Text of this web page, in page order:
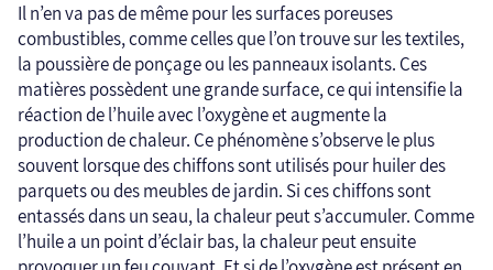
Il n’en va pas de même pour les surfaces poreuses
combustibles, comme celles que l’on trouve sur les textiles,
la poussière de ponçage ou les panneaux isolants. Ces
matières possèdent une grande surface, ce qui intensifie la
réaction de l’huile avec l’oxygène et augmente la
production de chaleur. Ce phénomène s’observe le plus
souvent lorsque des chiffons sont utilisés pour huiler des
parquets ou des meubles de jardin. Si ces chiffons sont
entassés dans un seau, la chaleur peut s’accumuler. Comme
l’huile a un point d’éclair bas, la chaleur peut ensuite